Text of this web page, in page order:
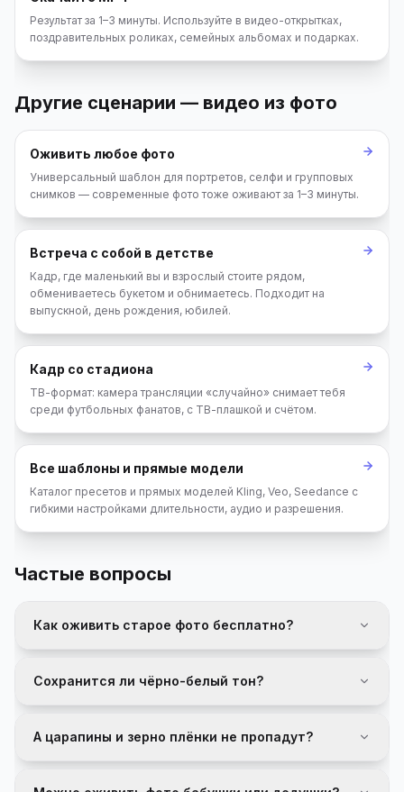
Результат за 1–3 минуты. Используйте в видео-открытках,
поздравительных роликах, семейных альбомах и подарках.
Другие сценарии — видео из фото
Оживить любое фото
Универсальный шаблон для портретов, селфи и групповых
снимков — современные фото тоже оживают за 1–3 минуты.
Встреча с собой в детстве
Кадр, где маленький вы и взрослый стоите рядом,
обмениваетесь букетом и обнимаетесь. Подходит на
выпускной, день рождения, юбилей.
Кадр со стадиона
ТВ-формат: камера трансляции «случайно» снимает тебя
среди футбольных фанатов, с ТВ-плашкой и счётом.
Все шаблоны и прямые модели
Каталог пресетов и прямых моделей Kling, Veo, Seedance с
гибкими настройками длительности, аудио и разрешения.
Частые вопросы
Как оживить старое фото бесплатно?
Сохранится ли чёрно-белый тон?
А царапины и зерно плёнки не пропадут?